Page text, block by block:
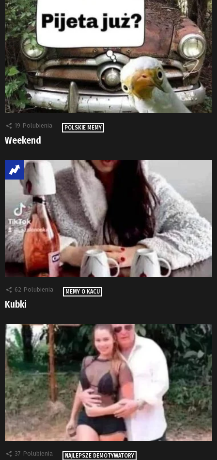
19 Polubienia POLSKIE MEMY
Weekend
62 Polubienia MEMY O KACU
Kubki
37 Polubienia NAJLEPSZE DEMOTYWATORY